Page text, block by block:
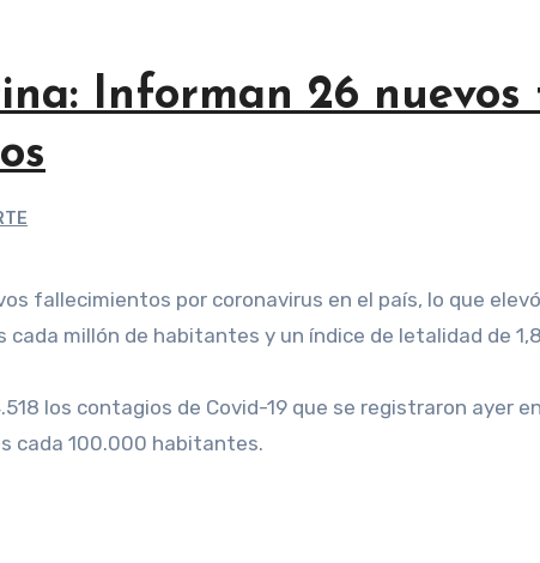
Informan 26
millón de habitantes y un índice de letalidad de
los contagios de Covid-19 que se registraron ayer
cada 100.000 habitantes.